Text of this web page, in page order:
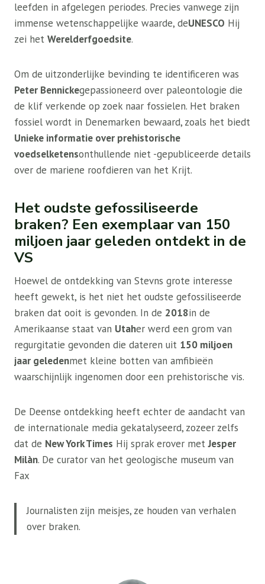
leefden in afgelegen periodes. Precies vanwege zijn
immense wetenschappelijke waarde, deUNESCO Hij
zei het Werelderfgoedsite.
Om de uitzonderlijke bevinding te identificeren was
Peter Bennickegepassioneerd over paleontologie die
de klif verkende op zoek naar fossielen. Het braken
fossiel wordt in Denemarken bewaard, zoals het biedt
Unieke informatie over prehistorische
voedselketensonthullende niet -gepubliceerde details
over de mariene roofdieren van het Krijt.
Het oudste gefossiliseerde
braken? Een exemplaar van 150
miljoen jaar geleden ontdekt in de
VS
Hoewel de ontdekking van Stevns grote interesse
heeft gewekt, is het niet het oudste gefossiliseerde
braken dat ooit is gevonden. In de 2018in de
Amerikaanse staat van Utaher werd een grom van
regurgitatie gevonden die dateren uit 150 miljoen
jaar geledenmet kleine botten van amfibieën
waarschijnlijk ingenomen door een prehistorische vis.
De Deense ontdekking heeft echter de aandacht van
de internationale media gekatalyseerd, zozeer zelfs
dat de New York Times Hij sprak erover metJesper
Milàn. De curator van het geologische museum van
Fax
Journalisten zijn meisjes, ze houden van verhalen
over braken.